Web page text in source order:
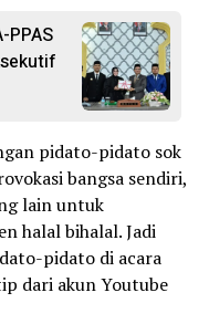
PPAS
pidato-pidato sok
bangsa sendiri,
lain untuk
halal bihalal. Jadi
pidato di acara
dari akun Youtube